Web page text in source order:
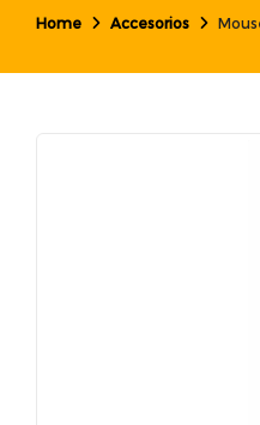
Home Accesorios